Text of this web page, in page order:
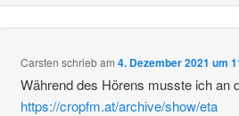
Carsten schriebam4. Dezember 2021 um
Während des Hörens musste ich an
https://cropfm.at/archive/show/eta